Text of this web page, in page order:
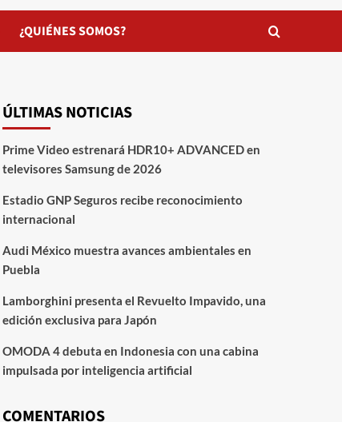
¿QUIÉNES SOMOS?
ÚLTIMAS NOTICIAS
Prime Video estrenará HDR10+ ADVANCED en
televisores Samsung de 2026
Estadio GNP Seguros recibe reconocimiento
internacional
Audi México muestra avances ambientales en
Puebla
Lamborghini presenta el Revuelto Impavido, una
edición exclusiva para Japón
OMODA 4 debuta en Indonesia con una cabina
impulsada por inteligencia artificial
COMENTARIOS